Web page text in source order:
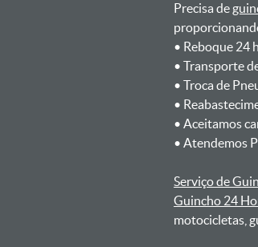
Precisa de
ㅤㅤ• Reboque
ㅤㅤ•
ㅤㅤ• Troca de
ㅤㅤ•
ㅤㅤ• Aceitamos
ㅤㅤ•
Serviço de
Guincho 24
motocicletas,